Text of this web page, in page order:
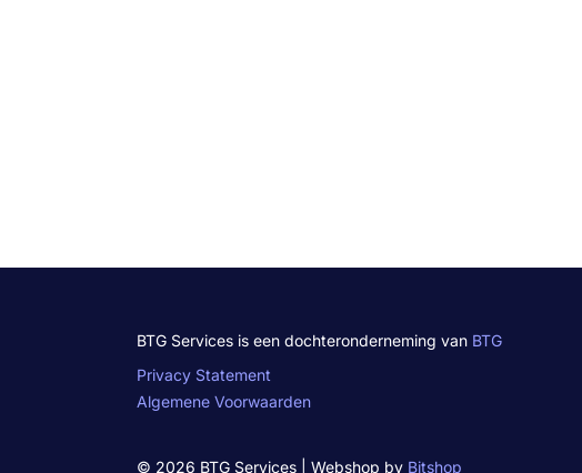
BTG Services is een dochteronderneming van BTG
Privacy Statement
Algemene Voorwaarden
© 2026 BTG Services | Webshop by Bitshop